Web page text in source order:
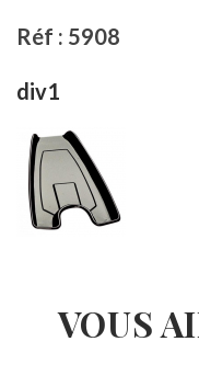
Réf : 5908
div1
VOUS